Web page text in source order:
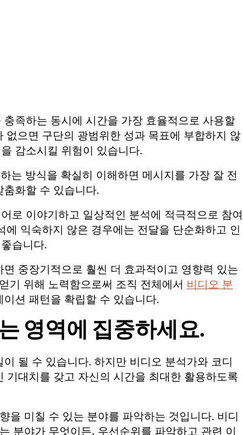
족하는 동시에 시간을 가장 효율적으로 사용할
으면 구단의 광범위한 성과 목표에 부합하지 않
감소시킬 위험이 있습니다.
는 방식을 확실히 이해하면 메시지를 가장 잘 전
화할 수 있습니다.
로 이야기하고 일상적인 분석에 적극적으로 참여
익숙하지 않은 경우에는 전달을 단순화하고 인
습니다.
중장기적으로 훨씬 더 효과적이고 영향력 있는
기 위해 노력함으로써 조직 전체에서 비디오 분
션 패턴을 확립할 수 있습니다.
영역에 집중하세요.
될 수 있습니다. 하지만 비디오 분석가와 코디
대치를 갖고 자신의 시간을 최대한 활용하도록
을 미칠 수 있는 분야를 파악하는 것입니다. 비디
분야가 무엇이든, 우선순위를 파악하고 관련 이